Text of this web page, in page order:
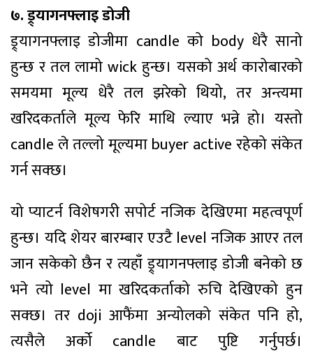
७. ड्र्यागनफ्लाइ डोजी
ड्र्यागनफ्लाइ डोजीमा candle को body धेरै सानो
हुन्छ र तल लामो wick हुन्छ। यसको अर्थ कारोबारको
समयमा मूल्य धेरै तल झरेको थियो, तर अन्त्यमा
खरिदकर्ताले मूल्य फेरि माथि ल्याए भन्ने हो। यस्तो
candle ले तल्लो मूल्यमा buyer active रहेको संकेत
गर्न सक्छ।
यो प्याटर्न विशेषगरी सपोर्ट नजिक देखिएमा महत्वपूर्ण
हुन्छ। यदि शेयर बारम्बार एउटै level नजिक आएर तल
जान सकेको छैन र त्यहाँ ड्र्यागनफ्लाइ डोजी बनेको छ
भने त्यो level मा खरिदकर्ताको रुचि देखिएको हुन
सक्छ। तर doji आफैंमा अन्योलको संकेत पनि हो,
त्यसैले अर्को candle बाट पुष्टि गर्नुपर्छ।